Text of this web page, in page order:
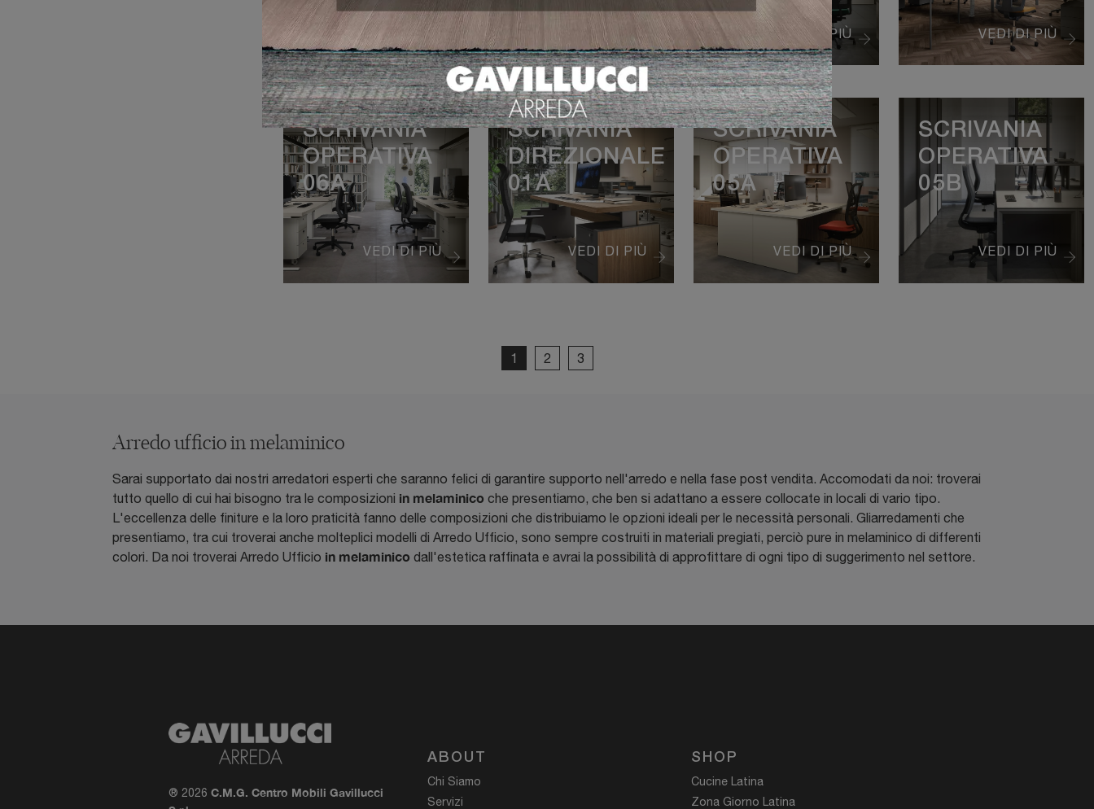
VEDI DI PIÙ VEDI DI PIÙ VEDI DI PIÙ VEDI DI PIÙ
VEDI DI PIÙ
SCRIVANIA
OPERATIVA
06A
VEDI DI PIÙ
SCRIVANIA
DIREZIONALE
01A
VEDI DI PIÙ
SCRIVANIA
OPERATIVA
05A
VEDI DI PIÙ
SCRIVANIA
OPERATIVA
05B
1 2 3
Arredo ufficio in melaminico
Sarai supportato dai nostri arredatori esperti che saranno felici di garantire supporto nell'arredo e nella fase post vendita. Accomodati da noi: troverai
tutto quello di cui hai bisogno tra le composizioni in melaminico che presentiamo, che ben si adattano a essere collocate in locali di vario tipo.
L'eccellenza delle finiture e la loro praticità fanno delle composizioni che distribuiamo le opzioni ideali per le necessità personali. Gliarredamenti che
presentiamo, tra cui troverai anche molteplici modelli di Arredo Ufficio, sono sempre costruiti in materiali pregiati, perciò pure in melaminico di differenti
colori. Da noi troverai Arredo Ufficio in melaminico dall'estetica raffinata e avrai la possibilità di approfittare di ogni tipo di suggerimento nel settore.
® 2026 C.M.G. Centro Mobili Gavillucci
ABOUT
Chi Siamo
Servizi
SHOP
Cucine Latina
Zona Giorno Latina